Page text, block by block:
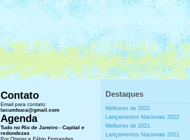
Destaques
Melhores de 2022
Lançamentos Nacionais 2022
Melhores de 2021
Lançamentos Nacionais 2021
Contato
Email para contato:
lacumbuca@gmail.com
Agenda
Tudo no Rio de Janeiro - Capital e
redondezas
Por Otaner e Fábio Fernandes